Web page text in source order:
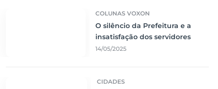
COLUNAS VOXON
O silêncio da Prefeitura e a
insatisfação dos servidores
14/05/2025
CIDADES